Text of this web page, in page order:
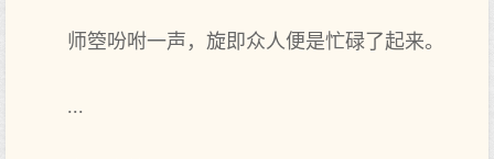
师箜吩咐一声，旋即众人便是忙碌了起来。
...